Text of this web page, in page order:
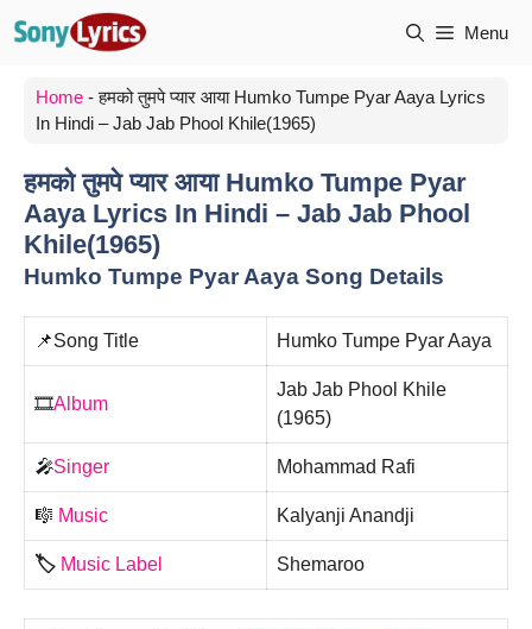
Menu
Home -हमको तुमपे प्यार आया Humko Tumpe Pyar Aaya Lyrics
In Hindi – Jab Jab Phool Khile(1965)
हमको तुमपे प्यार आया Humko Tumpe Pyar
Aaya Lyrics In Hindi – Jab Jab Phool
Khile(1965)
Humko Tumpe Pyar Aaya Song Details
📌Song Title Humko Tumpe Pyar Aaya
🎞️Album
Jab Jab Phool Khile
(1965)
🎤Singer Mohammad Rafi
🎼 Music Kalyanji Anandji
🏷️ Music Label Shemaroo